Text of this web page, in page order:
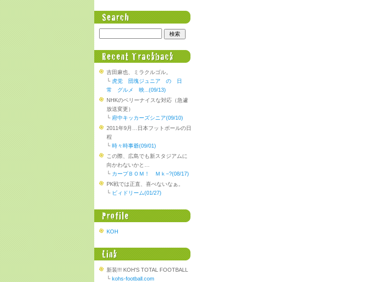
吉田麻也、ミラクルゴル。
└ 虎党 団塊ジュニア の 日
常 グルメ 映...(09/13)
NHKのベリーナイスな対応（急遽
放送変更）
└ 府中キッカーズシニア(09/10)
2011年9月…日本フットボールの日
程
└ 時々時事爺(09/01)
この際、広島でも新スタジアムに
向かわないかと…
└ カープＢＯＭ！ Ｍｋ−?(08/17)
PK戦では正直、喜べないなぁ。
└ ビィドリーム(01/27)
KOH
新装!!! KOH'S TOTAL FOOTBALL
└ kohs-football.com